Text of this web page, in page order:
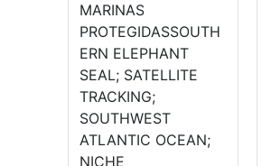
MARINAS
PROTEGIDASSOUTH
ERN ELEPHANT
SEAL; SATELLITE
TRACKING;
SOUTHWEST
ATLANTIC OCEAN;
NICHE